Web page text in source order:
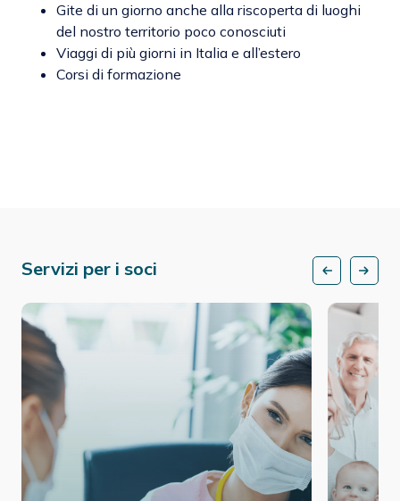
Gite di un giorno anche alla riscoperta di luoghi
del nostro territorio poco conosciuti
Viaggi di più giorni in Italia e all’estero
Corsi di formazione
Servizi per i soci